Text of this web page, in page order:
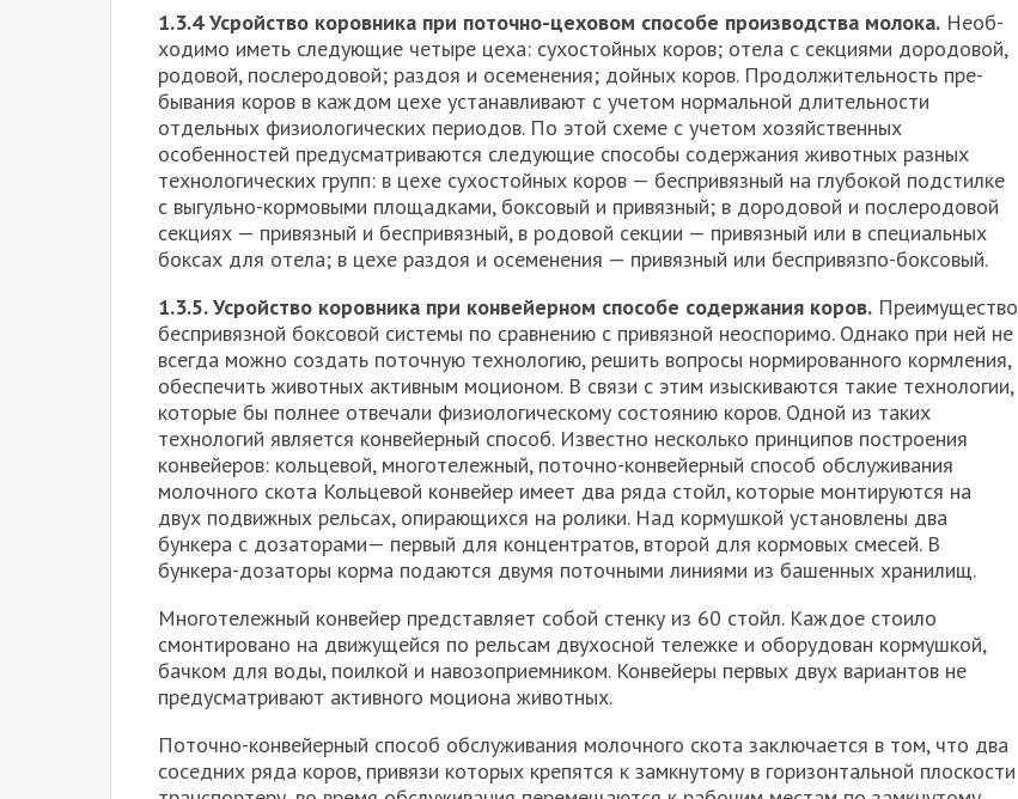
1.3.4 Усройство коровника при поточно-цеховом способе производства молока. Необ­
ходимо иметь следующие четыре цеха: сухостойных коров; отела с секциями дородовой,
родовой, послеродовой; раз­доя и осеменения; дойных коров. Продолжительность пре­
бывания коров в каждом цехе устанавливают с учетом нор­мальной длительности
отдельных физиологических перио­дов. По этой схеме с учетом хозяйственных
особенностей предусматриваются следующие способы содержания жи­вотных разных
технологических групп: в цехе сухостойных коров — беспривязный на глубокой подстилке
с выгульно-кормовыми площадками, боксовый и привязный; в дородо­вой и послеродовой
секциях — привязный и беспривязный, в родовой секции — привязный или в специальных
боксах для отела; в цехе раздоя и осеменения — привязный или беспривязпо-боксовый.
1.3.5. Усройство коровника при конвейерном способе содержания коров. Преимущество
беспривязной боксовой системы по сравнению с привяз­ной неоспоримо. Однако при ней не
всегда можно создать поточную технологию, решить вопросы нормированного кормления,
обеспечить животных активным моционом. В связи с этим изыскиваются такие технологии,
которые бы полнее отвечали физиологическому состоянию коров. Од­ной из таких
технологий является конвейерный способ. Известно несколько принципов построения
конвейеров: кольцевой, многотележный, по­точно-конвейерный способ обслуживания
молочного скота Кольцевой конвейер имеет два ряда стойл, которые монтируются на
двух подвижных рельсах, опирающихся на ролики. Над кормушкой установлены два
бункера с доза­торами— первый для концентратов, второй для кормовых смесей. В
бункера-дозаторы корма подаются двумя поточными линиями из башенных хранилищ.
Многотележный конвейер представляет собой стенку из 60 стойл. Каждое стоило
смонтировано на движущейся по рельсам двухосной тележке и оборудован кормушкой,
бачком для воды, поилкой и навозоприемником. Конвейеры первых двух вариантов не
предусматрива­ют активного моциона животных.
Поточно-конвейерный способ обслуживания молочно­го скота заключается в том, что два
сосед­них ряда коров, привязи которых крепятся к замкнутому в горизонтальной плоскости